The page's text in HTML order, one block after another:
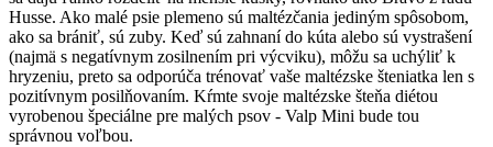
Husse. Ako malé psie plemeno sú maltézčania jediným spôsobom,
ako sa brániť, sú zuby. Keď sú zahnaní do kúta alebo sú vystrašení
(najmä s negatívnym zosilnením pri výcviku), môžu sa uchýliť k
hryzeniu, preto sa odporúča trénovať vaše maltézske šteniatka len s
pozitívnym posilňovaním. Kŕmte svoje maltézske šteňa diétou
vyrobenou špeciálne pre malých psov - Valp Mini bude tou
správnou voľbou.